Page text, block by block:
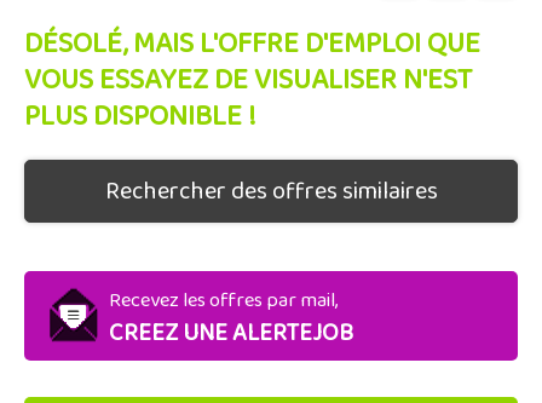
DÉSOLÉ, MAIS L'OFFRE D'EMPLOI QUE
VOUS ESSAYEZ DE VISUALISER N'EST
PLUS DISPONIBLE !
Rechercher des offres similaires
Recevez les offres par mail,
CREEZ UNE ALERTEJOB